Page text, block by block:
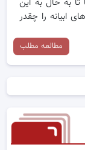
تا به حال به این
ابیانه را چقدر
مطالعه مطلب